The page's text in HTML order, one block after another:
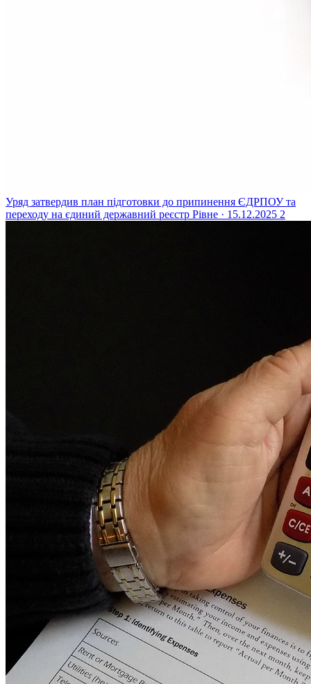
Уряд затвердив план підготовки до припинення ЄДРПОУ та
переходу на єдиний державний реєстр Рівне · 15.12.2025 2